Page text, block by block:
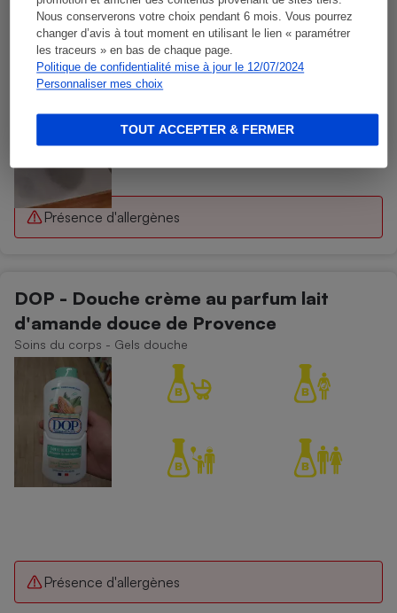
Nous conserverons votre choix pendant 6 mois. Vous pourrez
changer d’avis à tout moment en utilisant le lien « paramétrer
les traceurs » en bas de chaque page.
Politique de confidentialité mise à jour le 12/07/2024
Personnaliser mes choix
TOUT ACCEPTER & FERMER
Présence d'allergènes
DOP - Douche crème au parfum lait
d'amande douce de Provence
Soins du corps - Gels douche
Présence d'allergènes